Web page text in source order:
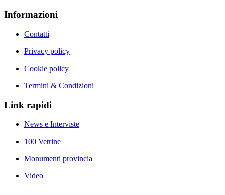
Informazioni
Contatti
Privacy policy
Cookie policy
Termini & Condizioni
Link rapidi
News e Interviste
100 Vetrine
Monumenti provincia
Video